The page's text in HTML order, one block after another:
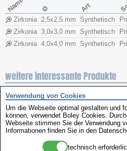
Name Ø Art
Zirkonia 2,5x​2,5 mm Synthetisch
Zirkonia 3,0x​3,0 mm Synthetisch
Zirkonia 4,0x​4,0 mm Synthetisch
weitere interessante Produkte
Verwendung von Cookies
Um die Webseite optimal gestalten und
können, verwendet Boley Cookies.
Webseite stimmen Sie der Verwendung
Informationen finden Sie in den
technisch